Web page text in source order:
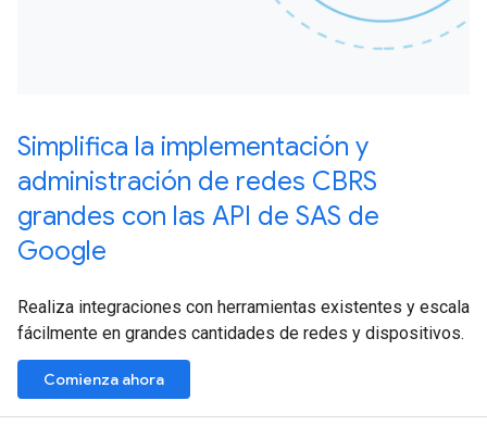
Simplifica la implementación y
administración de redes CBRS
grandes con las API de SAS de
Google
Realiza integraciones con herramientas existentes y escala
fácilmente en grandes cantidades de redes y dispositivos.
Comienza ahora